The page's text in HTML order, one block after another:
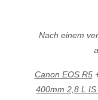
Nach einem
Canon EOS R5
400mm 2,8 L IS